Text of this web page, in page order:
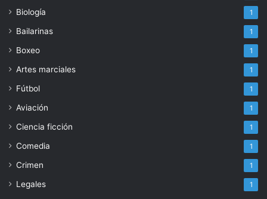
Biología 1
Bailarinas 1
Boxeo 1
Artes marciales 1
Fútbol 1
Aviación 1
Ciencia ficción 1
Comedia 1
Crimen 1
Legales 1